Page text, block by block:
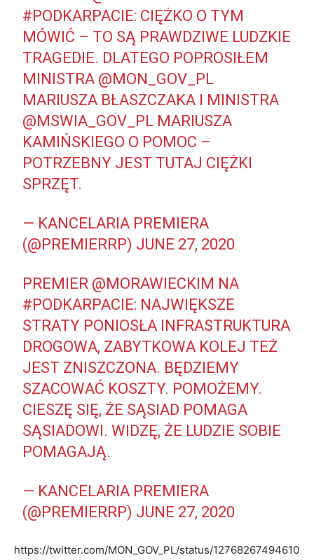
#PODKARPACIE: CIĘŻKO O TYM
MÓWIĆ – TO SĄ PRAWDZIWE LUDZKIE
TRAGEDIE. DLATEGO POPROSIŁEM
MINISTRA @MON_GOV_PL
MARIUSZA BŁASZCZAKA I MINISTRA
@MSWIA_GOV_PL MARIUSZA
KAMIŃSKIEGO O POMOC –
POTRZEBNY JEST TUTAJ CIĘŻKI
SPRZĘT.
— KANCELARIA PREMIERA
(@PREMIERRP) JUNE 27, 2020
PREMIER @MORAWIECKIM NA
#PODKARPACIE: NAJWIĘKSZE
STRATY PONIOSŁA INFRASTRUKTURA
DROGOWA, ZABYTKOWA KOLEJ TEŻ
JEST ZNISZCZONA. BĘDZIEMY
SZACOWAĆ KOSZTY. POMOŻEMY.
CIESZĘ SIĘ, ŻE SĄSIAD POMAGA
SĄSIADOWI. WIDZĘ, ŻE LUDZIE SOBIE
POMAGAJĄ.
— KANCELARIA PREMIERA
(@PREMIERRP) JUNE 27, 2020
https://twitter.com/MON_GOV_PL/status/12768267494610